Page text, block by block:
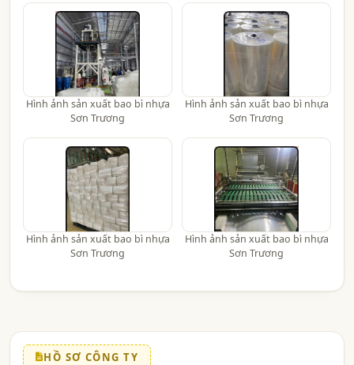
Hình ảnh sản xuất bao bì nhựa
Sơn Trương
Hình ảnh sản xuất bao bì nhựa
Sơn Trương
Hình ảnh sản xuất bao bì nhựa
Sơn Trương
Hình ảnh sản xuất bao bì nhựa
Sơn Trương
HỒ SƠ CÔNG TY